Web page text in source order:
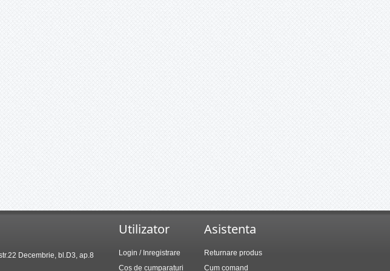
Decembrie, bl.D3, ap.8
Utilizator
Login / Inregistrare
Cos de cumparaturi
Asistenta
Returnare produs
Cum comand